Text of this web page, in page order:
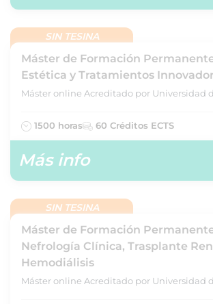
SIN TESINA
Máster de Formación
Estética y Tratamientos
Máster online Acreditado por Universidad
1500 horas 60 Créditos ECTS
Más info
SIN TESINA
Máster de Formación
Nefrología Clínica, Trasplante
Hemodiálisis
Máster online Acreditado por Universidad